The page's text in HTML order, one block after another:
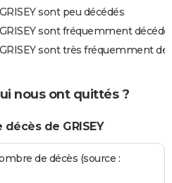
sont peu décédés
sont fréquemment
sont très fréquemment
nous ont quittés ?
de GRISEY
de décès (source :